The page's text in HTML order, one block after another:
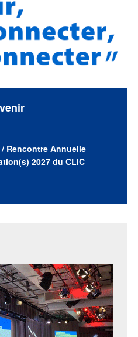
/ Rencontre Annuelle
2027 du CLIC